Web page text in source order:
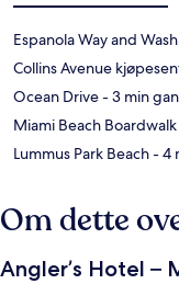
Espanola Way and
Collins Avenue
Ocean Drive- 3 min
Miami Beach Boardwalk
Lummus Park Beach- 4
Om dette
Angler’s Hotel –